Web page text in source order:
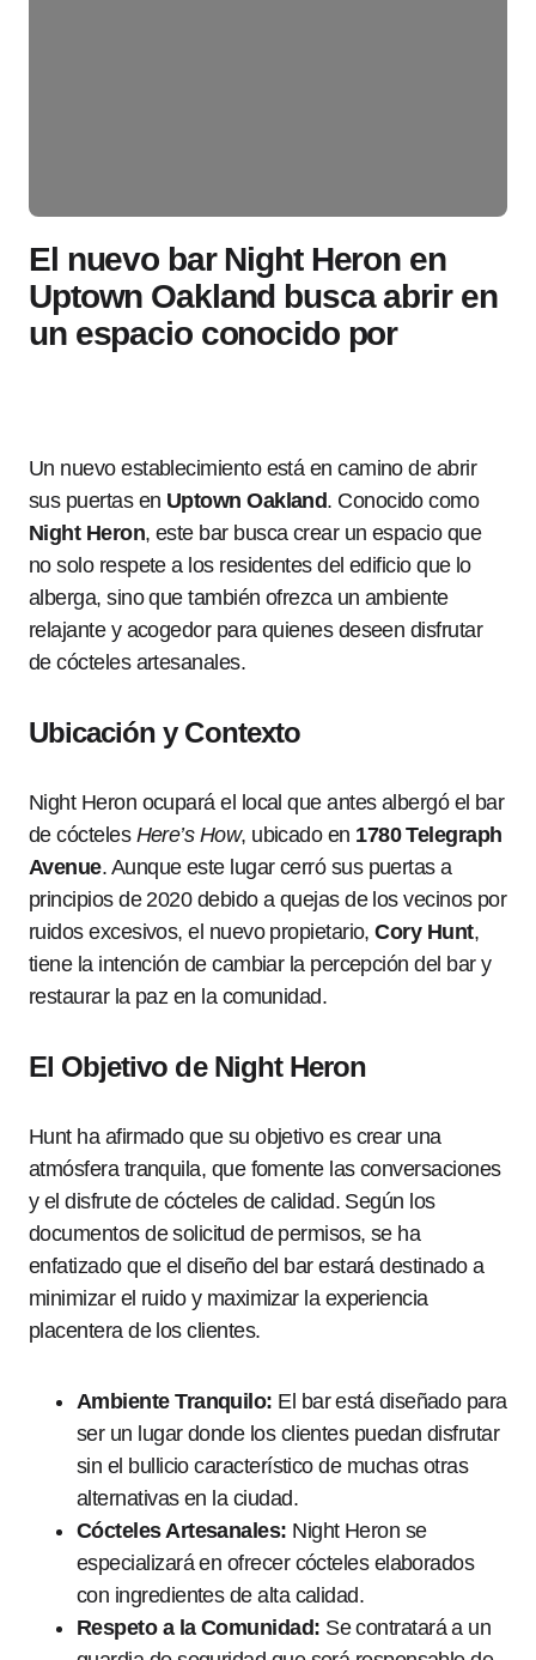
El nuevo bar Night Heron en
Uptown Oakland busca abrir en
un espacio conocido por
Un nuevo establecimiento está en camino de abrir
sus puertas en Uptown Oakland. Conocido como
Night Heron, este bar busca crear un espacio que
no solo respete a los residentes del edificio que lo
alberga, sino que también ofrezca un ambiente
relajante y acogedor para quienes deseen disfrutar
de cócteles artesanales.
Ubicación y Contexto
Night Heron ocupará el local que antes albergó el bar
de cócteles Here’s How, ubicado en 1780 Telegraph
Avenue. Aunque este lugar cerró sus puertas a
principios de 2020 debido a quejas de los vecinos por
ruidos excesivos, el nuevo propietario,Cory Hunt,
tiene la intención de cambiar la percepción del bar y
restaurar la paz en la comunidad.
El Objetivo de Night Heron
Hunt ha afirmado que su objetivo es crear una
atmósfera tranquila, que fomente las conversaciones
y el disfrute de cócteles de calidad. Según los
documentos de solicitud de permisos, se ha
enfatizado que el diseño del bar estará destinado a
minimizar el ruido y maximizar la experiencia
placentera de los clientes.
Ambiente Tranquilo: El bar está diseñado para
ser un lugar donde los clientes puedan disfrutar
sin el bullicio característico de muchas otras
alternativas en la ciudad.
Cócteles Artesanales: Night Heron se
especializará en ofrecer cócteles elaborados
con ingredientes de alta calidad.
Respeto a la Comunidad: Se contratará a un